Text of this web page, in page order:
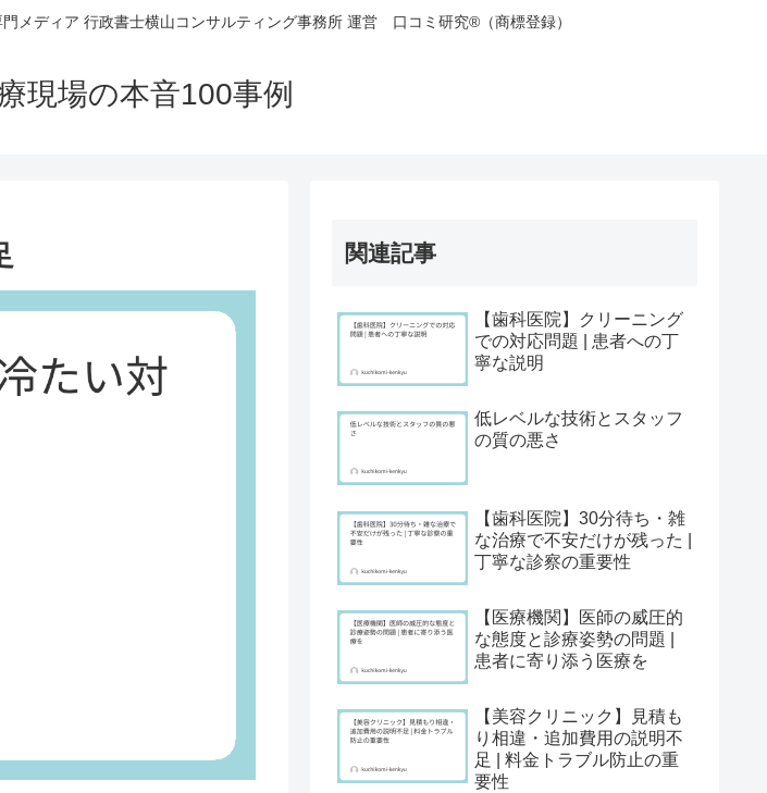
メディア 行政書士横山コンサルティング事務所 運営 口コミ研究®（商標登録）
現場の本音100事例
関連記事
【歯科医院】クリーニング
での対応問題 | 患者への丁
寧な説明
低レベルな技術とスタッフ
の質の悪さ
【歯科医院】30分待ち・雑
な治療で不安だけが残った |
丁寧な診察の重要性
【医療機関】医師の威圧的
な態度と診療姿勢の問題 |
患者に寄り添う医療を
【美容クリニック】見積も
り相違・追加費用の説明不
足 | 料金トラブル防止の重
要性